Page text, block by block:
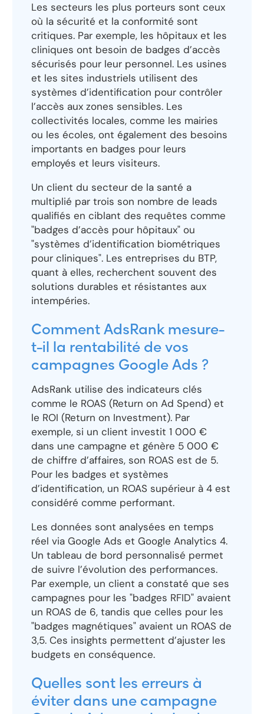
Les secteurs les plus porteurs sont ceux
où la sécurité et la conformité sont
critiques. Par exemple, les hôpitaux et les
cliniques ont besoin de badges d’accès
sécurisés pour leur personnel. Les usines
et les sites industriels utilisent des
systèmes d’identification pour contrôler
l’accès aux zones sensibles. Les
collectivités locales, comme les mairies
ou les écoles, ont également des besoins
importants en badges pour leurs
employés et leurs visiteurs.
Un client du secteur de la santé a
multiplié par trois son nombre de leads
qualifiés en ciblant des requêtes comme
"badges d’accès pour hôpitaux" ou
"systèmes d’identification biométriques
pour cliniques". Les entreprises du BTP,
quant à elles, recherchent souvent des
solutions durables et résistantes aux
intempéries.
Comment AdsRank mesure-
t-il la rentabilité de vos
campagnes Google Ads ?
AdsRank utilise des indicateurs clés
comme le ROAS (Return on Ad Spend) et
le ROI (Return on Investment). Par
exemple, si un client investit 1 000 €
dans une campagne et génère 5 000 €
de chiffre d’affaires, son ROAS est de 5.
Pour les badges et systèmes
d’identification, un ROAS supérieur à 4 est
considéré comme performant.
Les données sont analysées en temps
réel via Google Ads et Google Analytics 4.
Un tableau de bord personnalisé permet
de suivre l’évolution des performances.
Par exemple, un client a constaté que ses
campagnes pour les "badges RFID" avaient
un ROAS de 6, tandis que celles pour les
"badges magnétiques" avaient un ROAS de
3,5. Ces insights permettent d’ajuster les
budgets en conséquence.
Quelles sont les erreurs à
éviter dans une campagne